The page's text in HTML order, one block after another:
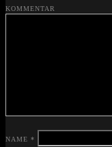
KOMMENTAR
NAME *